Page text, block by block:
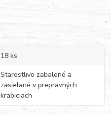
18 ks
Starostlivo zabalené a
zasielané v prepravných
krabiciach